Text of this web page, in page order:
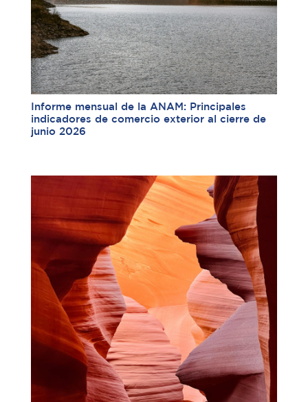
Informe mensual de la ANAM: Principales
indicadores de comercio exterior al cierre de
junio 2026